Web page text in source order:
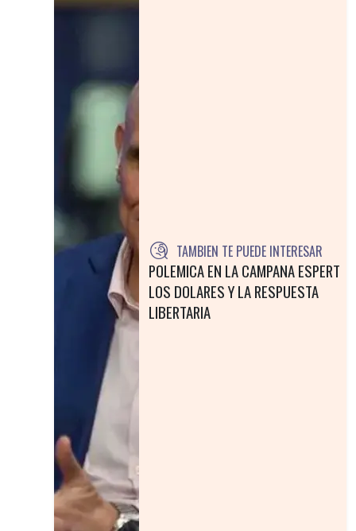
TAMBIEN TE PUEDE INTERESAR
POLEMICA EN LA CAMPANA ESPERT
LOS DOLARES Y LA RESPUESTA
LIBERTARIA